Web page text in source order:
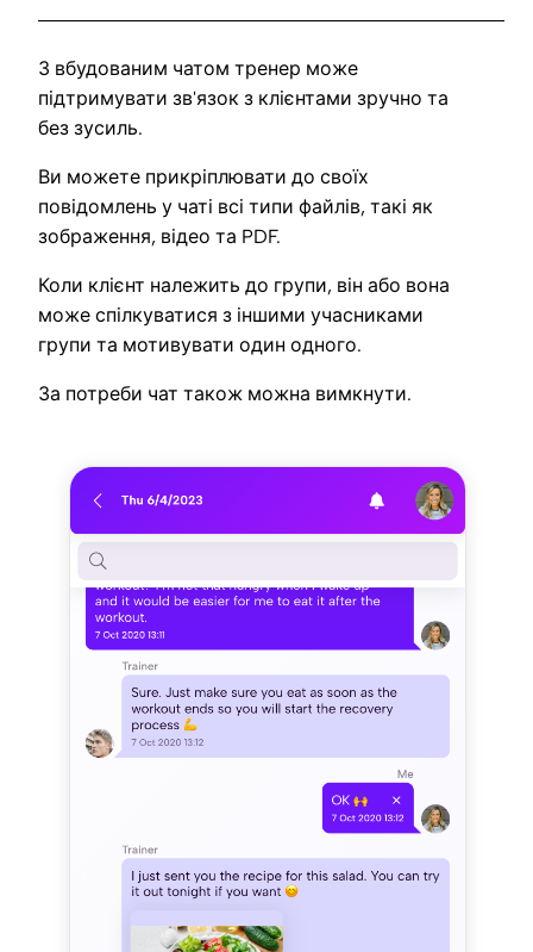
З вбудованим чатом тренер може
підтримувати зв'язок з клієнтами зручно та
без зусиль.
Ви можете прикріплювати до своїх
повідомлень у чаті всі типи файлів, такі як
зображення, відео та PDF.
Коли клієнт належить до групи, він або вона
може спілкуватися з іншими учасниками
групи та мотивувати один одного.
За потреби чат також можна вимкнути.